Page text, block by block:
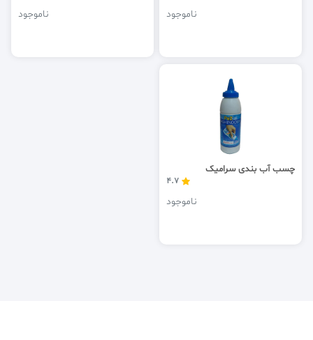
ناموجود ناموجود
چسب آب بندی سرامیک
4.7
ناموجود